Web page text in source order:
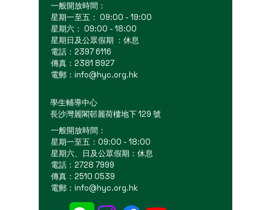
一般開放時間：
星期一至五： 09:00 - 19:00
星期六： 09:00 - 18:00
星期日及公眾假期 ：休息
電話：2397 6116
傳真：2381 8927
電郵： info@hyc.org.hk
學生輔導中心
長沙灣麗閣邨麗荷樓地下 129 號
一般開放時間：
星期一至五：09:00 - 18:00
星期六、日及公眾假期：休息
電話：2728 7999
傳真：2510 0539
電郵： info@hyc.org.hk